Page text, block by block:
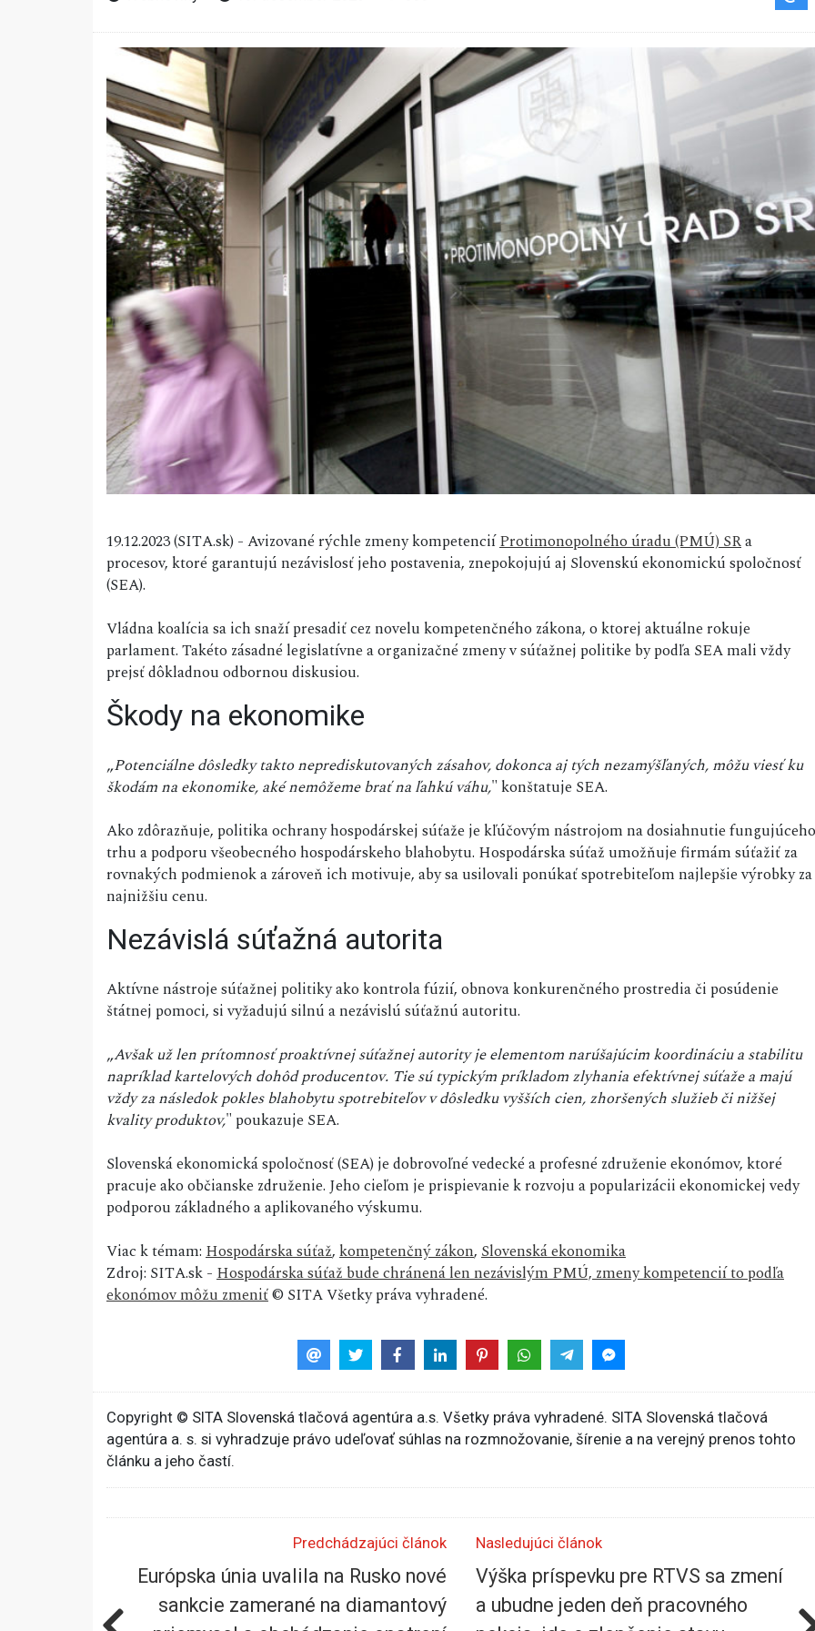
19.12.2023 (SITA.sk) - Avizované rýchle zmeny kompetenciíProtimonopolného úradu (PMÚ) SRa
procesov, ktoré garantujú nezávislosť jeho postavenia, znepokojujú aj Slovenskú ekonomickú spoločnosť
(SEA).
Vládna koalícia sa ich snaží presadiť cez novelu kompetenčného zákona, o ktorej aktuálne rokuje
parlament. Takéto zásadné legislatívne a organizačné zmeny v súťažnej politike by podľa SEA mali vždy
prejsť dôkladnou odbornou diskusiou.
Škody na ekonomike
„Potenciálne dôsledky takto neprediskutovaných zásahov, dokonca aj tých nezamýšľaných, môžu viesť ku
škodám na ekonomike, aké nemôžeme brať na ľahkú váhu," konštatuje SEA.
Ako zdôrazňuje, politika ochrany hospodárskej súťaže je kľúčovým nástrojom na dosiahnutie fungujúceho
trhu a podporu všeobecného hospodárskeho blahobytu. Hospodárska súťaž umožňuje firmám súťažiť za
rovnakých podmienok a zároveň ich motivuje, aby sa usilovali ponúkať spotrebiteľom najlepšie výrobky za
najnižšiu cenu.
Nezávislá súťažná autorita
Aktívne nástroje súťažnej politiky ako kontrola fúzií, obnova konkurenčného prostredia či posúdenie
štátnej pomoci, si vyžadujú silnú a nezávislú súťažnú autoritu.
„Avšak už len prítomnosť proaktívnej súťažnej autority je elementom narúšajúcim koordináciu a stabilitu
napríklad kartelových dohôd producentov. Tie sú typickým príkladom zlyhania efektívnej súťaže a majú
vždy za následok pokles blahobytu spotrebiteľov v dôsledku vyšších cien, zhoršených služieb či nižšej
kvality produktov," poukazuje SEA.
Slovenská ekonomická spoločnosť (SEA) je dobrovoľné vedecké a profesné združenie ekonómov, ktoré
pracuje ako občianske združenie. Jeho cieľom je prispievanie k rozvoju a popularizácii ekonomickej vedy
podporou základného a aplikovaného výskumu.
Viac k témam:Hospodárska súťaž,kompetenčný zákon,Slovenská ekonomika
Zdroj: SITA.sk -Hospodárska súťaž bude chránená len nezávislým PMÚ, zmeny kompetencií to podľa
ekonómov môžu zmeniť© SITA Všetky práva vyhradené.
Copyright © SITA Slovenská tlačová agentúra a.s. Všetky práva vyhradené. SITA Slovenská tlačová
agentúra a. s. si vyhradzuje právo udeľovať súhlas na rozmnožovanie, šírenie a na verejný prenos tohto
článku a jeho častí.
Predchádzajúci článok
Európska únia uvalila na Rusko nové
sankcie zamerané na diamantový
Nasledujúci článok
Výška príspevku pre RTVS sa zmení
a ubudne jeden deň pracovného